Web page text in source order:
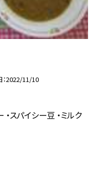
2022/11/10
・スパイシー豆 ・ミルク